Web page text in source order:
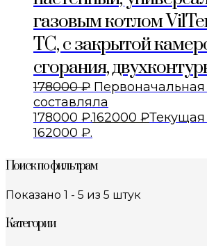
газовым котлом
TC, с закрытой
сгорания,
178000₽
составляла
178000 ₽.162000 ₽Текущая
162000 ₽.
Поиск по фильтрам
Показано 1 - 5 из 5 штук
Категории